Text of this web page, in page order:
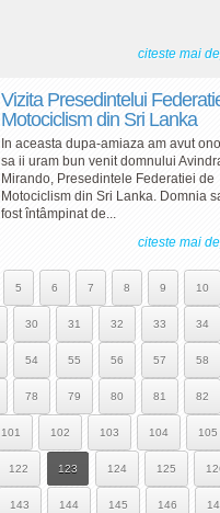
citeste mai
Vizita Presedintelui
Motociclism din Sri Lanka
In aceasta dupa-amiaza am avut
sa ii uram bun venit domnului
Mirando, Presedintele Federatiei de
Motociclism din Sri Lanka. Domnia
fost întâmpinat de...
citeste mai
5 6 7 8 9 10
30 31 32 33 34
54 55 56 57 58
78 79 80 81 82
101 102 103 104 105
122 123 124 125
143 144 145 146